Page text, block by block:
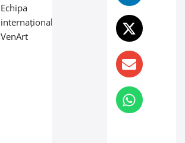
Echipa
internațională
VenArt